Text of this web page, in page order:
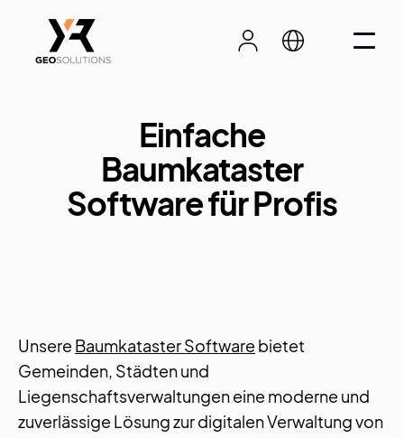
Einfache
Baumkataster
Software für Profis
Unsere Baumkataster Software bietet
Gemeinden, Städten und
Liegenschaftsverwaltungen eine moderne und
zuverlässige Lösung zur digitalen Verwaltung von